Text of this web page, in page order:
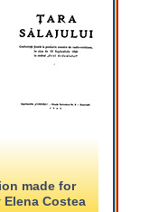
made for
Costea